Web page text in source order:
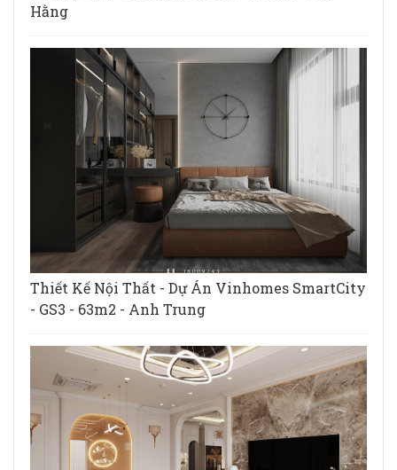
Hằng
Thiết Kế Nội Thất - Dự Án Vinhomes SmartCity
- GS3 - 63m2 - Anh Trung